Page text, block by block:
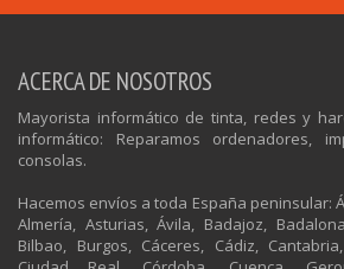
ACERCA DE NOSOTROS
Mayorista informático de tinta, redes y
informático: Reparamos ordenadores,
consolas.
Hacemos envíos a toda España peninsular:
Almería, Asturias, Ávila, Badajoz,
Bilbao, Burgos, Cáceres, Cádiz,